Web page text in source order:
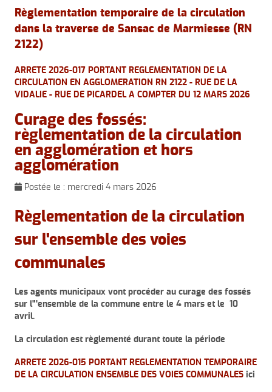
Règlementation temporaire de la circulation
dans la traverse de Sansac de Marmiesse (RN
2122)
ARRETE 2026-017 PORTANT REGLEMENTATION DE LA
CIRCULATION EN AGGLOMERATION RN 2122 - RUE DE LA
VIDALIE - RUE DE PICARDEL A COMPTER DU 12 MARS 2026
Curage des fossés:
règlementation de la circulation
en agglomération et hors
agglomération
Postée le : mercredi 4 mars 2026
Règlementation de la circulation
sur l'ensemble des voies
communales
Les agents municipaux vont procéder au curage des fossés
sur l"'ensemble de la commune entre le 4 mars et le 10
avril.
La circulation est règlementé durant toute la période
ARRETE 2026-015 PORTANT REGLEMENTATION TEMPORAIRE
DE LA CIRCULATION ENSEMBLE DES VOIES COMMUNALES ici